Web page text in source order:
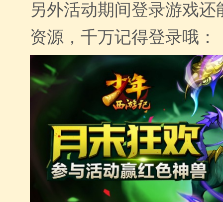
另外活动期间登录游戏还
资源，千万记得登录哦：